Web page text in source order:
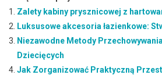
Zalety kabiny prysznicowej z
Luksusowe akcesoria łazienkowe:
Niezawodne Metody
Dziecięcych
Jak Zorganizować Praktyczną